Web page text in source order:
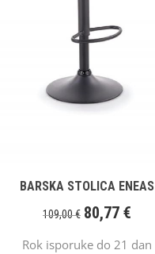
BARSKA STOLICA ENEAS
109,00€ 80,77 €
Rok isporuke do 21 dan